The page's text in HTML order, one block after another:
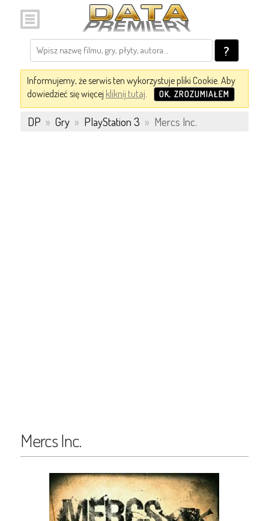
?
Informujemy, że serwis ten wykorzystuje pliki Cookie. Aby
dowiedzieć się więcej kliknij tutaj. OK, ZROZUMIAŁEM
DP » Gry » PlayStation 3 » Mercs Inc.
Mercs Inc.